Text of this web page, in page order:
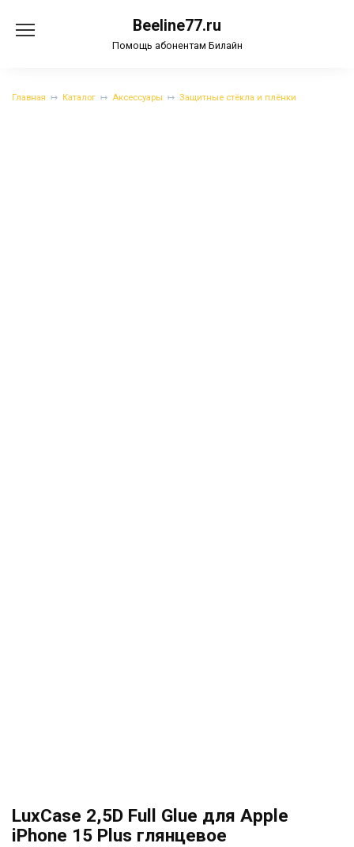
содержанию
Beeline77.ru
Помощь абонентам Билайн
Главная Каталог Аксессуары Защитные стёкла и плёнки
LuxCase 2,5D Full Glue для Apple
iPhone 15 Plus глянцевое